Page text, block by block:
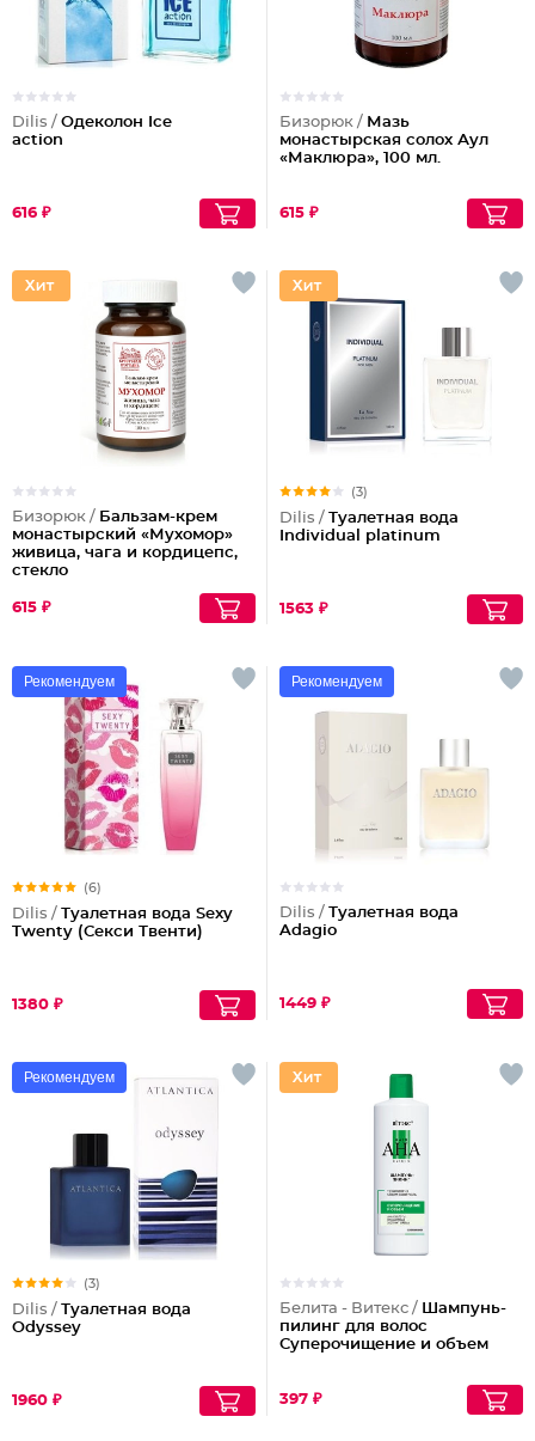
Dilis / Одеколон Ice
action
616 ₽
Бизорюк / Мазь
монастырская солох Аул
«Маклюра», 100 мл.
615 ₽
Бизорюк / Бальзам-крем
монастырский «Мухомор»
живица, чага и кордицепс,
стекло
615 ₽
(3)
Dilis / Туалетная вода
Individual platinum
1563 ₽
Рекомендуем
(6)
Dilis / Туалетная вода Sexy
Twenty (Секси Твенти)
1380 ₽
Рекомендуем
Dilis / Туалетная вода
Adagio
1449 ₽
Рекомендуем
(3)
Dilis / Туалетная вода
Odyssey
1960 ₽
Белита - Витекс / Шампунь-
пилинг для волос
Суперочищение и объем
397 ₽